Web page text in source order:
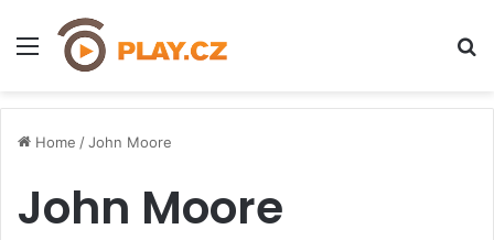
Menu
Home /John Moore
John Moore